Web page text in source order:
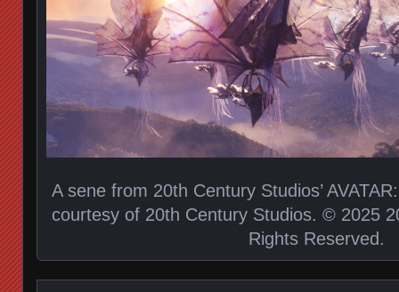
A sene from 20th Century Studios’
courtesy of 20th Century Studios. © 2025
Rights Reserved.